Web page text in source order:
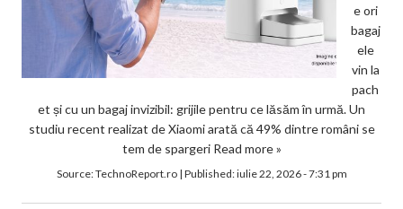
e ori
bagaj
ele
vin la
pach
et și cu un bagaj invizibil: grijile pentru ce lăsăm în urmă. Un
studiu recent realizat de Xiaomi arată că 49% dintre români se
tem de spargeri Read more »
Source:TechnoReport.ro| Published:iulie 22, 2026 - 7:31 pm